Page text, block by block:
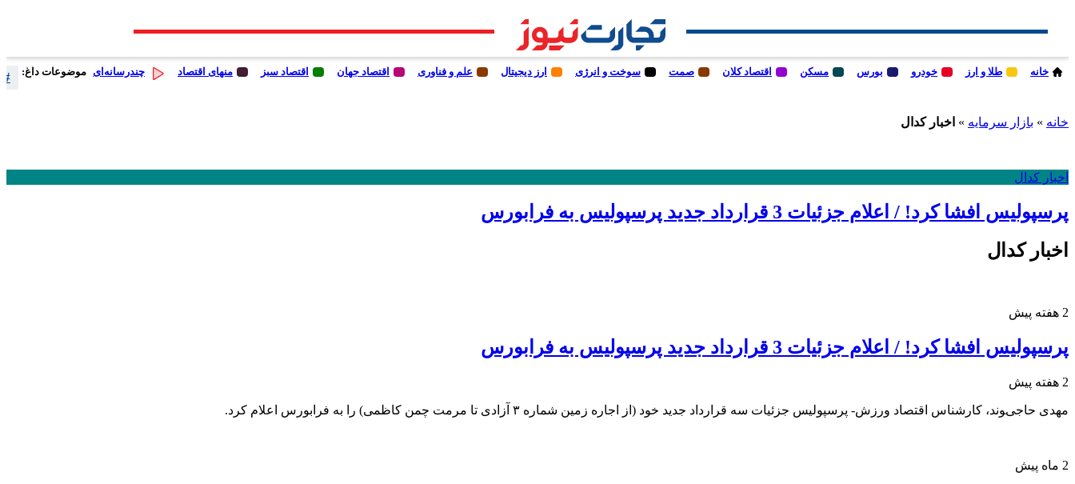
خانه طلا و ارز خودرو بورس مسکن اقتصاد کلان صمت سوخت و انرژی ارز دیجیتال علم و فناوری اقتصاد جهان اقتصاد سبز منهای اقتصاد چندرسانه‌ای موضوعات داغ: #
خانه » بازار سرمایه » اخبار کدال
اخبار کدال
پرسپولیس افشا کرد! / اعلام جزئیات 3 قرارداد جدید پرسپولیس به فرابورس
اخبار کدال
2 هفته پیش
پرسپولیس افشا کرد! / اعلام جزئیات 3 قرارداد جدید پرسپولیس به فرابورس
2 هفته پیش
مهدی حاجی‌‍وند، کارشناس اقتصاد ورزش- پرسپولیس جزئیات سه قرارداد جدید خود (از اجاره زمین شماره ۳ آزادی تا مرمت چمن کاظمی) را به فرابورس اعلام کرد.
2 ماه پیش